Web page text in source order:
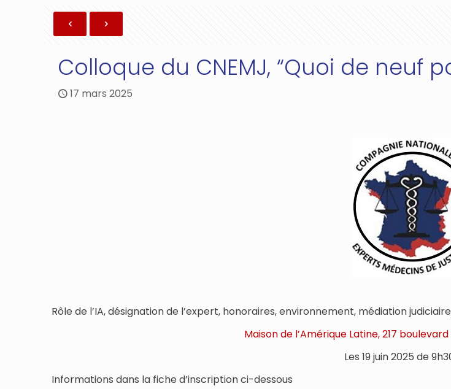
Colloque du CNEMJ, “Quoi de neuf
17 mars 2025
Rôle de l’IA, désignation de l’expert, honoraires, environnement, médiation
Maison de l’Amérique Latine, 217
Les 19 juin 2025 de
Informations dans la fiche d’inscription ci-dessous